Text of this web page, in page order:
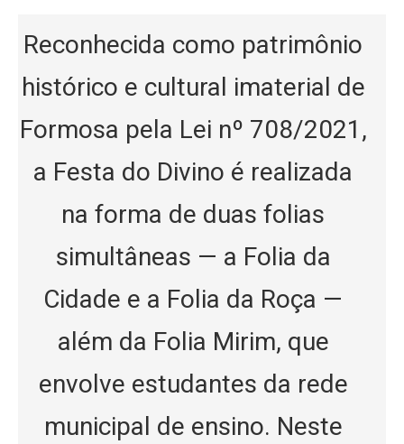
Reconhecida como patrimônio
histórico e cultural imaterial de
Formosa pela Lei nº 708/2021,
a Festa do Divino é realizada
na forma de duas folias
simultâneas — a Folia da
Cidade e a Folia da Roça —
além da Folia Mirim, que
envolve estudantes da rede
municipal de ensino. Neste